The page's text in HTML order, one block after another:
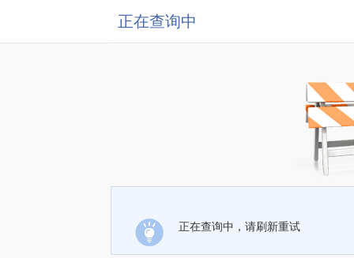
正在查询中
正在查询中，请刷新重试